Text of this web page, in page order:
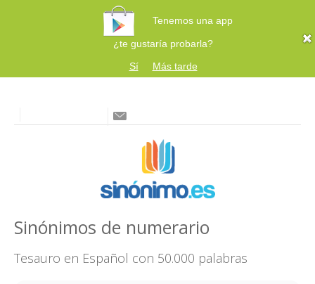
Tenemos una app
¿te gustaría probarla?
Sí
Más tarde
Sinónimos de numerario
Tesauro en Español con 50.000 palabras